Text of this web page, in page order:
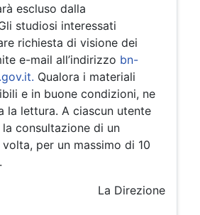
escluso dalla
studiosi interessati
richiesta di visione dei
e-mail all’indirizzo bn-
. Qualora i materiali
e in buone condizioni, ne
la lettura. A ciascun utente
consultazione di un
per un massimo di 10
La Direzione